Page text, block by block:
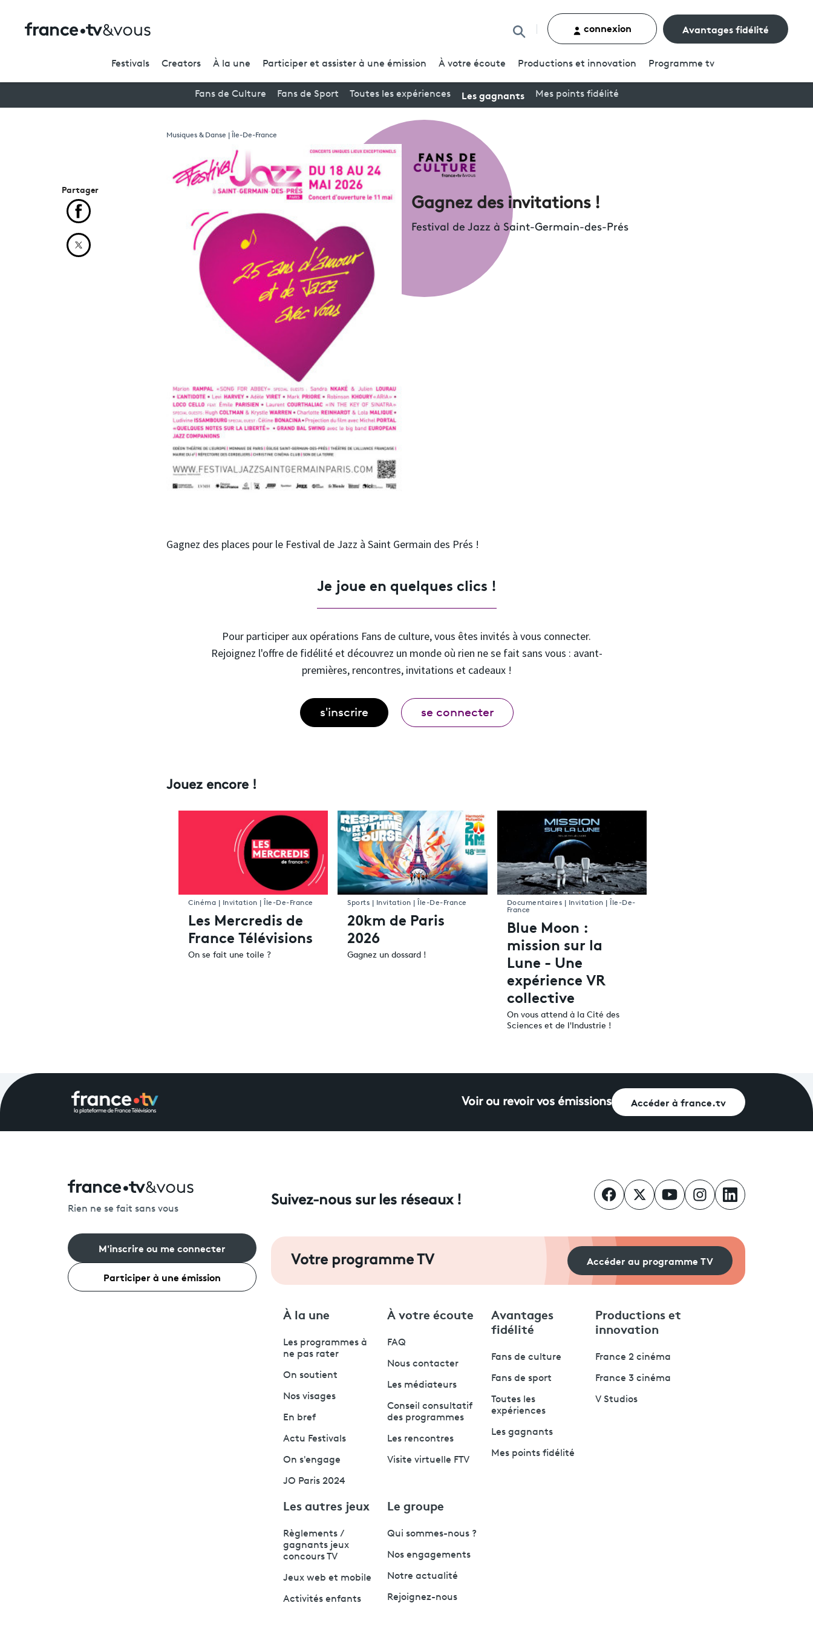
Rechercher un contenu
connexion Avantages fidélité
Festivals Creators À la une Participer et assister à une émission À votre écoute Productions et innovation Programme tv
Fans de Culture Fans de Sport Toutes les expériences Les gagnants Mes points fidélité
Musiques & Danse | Île-De-France
Gagnez des invitations !
Festival de Jazz à Saint-Germain-des-Prés
Gagnez des places pour le Festival de Jazz à Saint Germain des Prés !
Je joue en quelques clics !
Pour participer aux opérations Fans de culture, vous êtes invités à vous connecter.
Rejoignez l'offre de fidélité et découvrez un monde où rien ne se fait sans vous : avant-
premières, rencontres, invitations et cadeaux !
s'inscrire se connecter
Partager
Partager cet article sur Facebook
Partager cet article sur X
Jouez encore !
Les Mercredis de
France Télévisions
On se fait une toile ?
Cinéma | Invitation | Île-De-France
20km de Paris
2026
Gagnez un dossard !
Sports | Invitation | Île-De-France
Blue Moon :
mission sur la
Lune - Une
expérience VR
collective
On vous attend à la Cité des
Sciences et de l'Industrie !
Documentaires | Invitation | Île-De-
France
Voir ou revoir vos émissions Accéder à france.tv
Rien ne se fait sans vous
M'inscrire ou me connecter
Participer à une émission
Suivez-nous sur les réseaux !
Votre programme TV Accéder au programme TV
À la une
Les programmes à
ne pas rater
On soutient
Nos visages
En bref
Actu Festivals
On s'engage
JO Paris 2024
À votre écoute
FAQ
Nous contacter
Les médiateurs
Conseil consultatif
des programmes
Les rencontres
Visite virtuelle FTV
Avantages
fidélité
Fans de culture
Fans de sport
Toutes les
expériences
Les gagnants
Mes points fidélité
Productions et
innovation
France 2 cinéma
France 3 cinéma
V Studios
Les autres jeux
Règlements /
gagnants jeux
concours TV
Jeux web et mobile
Activités enfants
Le groupe
Qui sommes-nous ?
Nos engagements
Notre actualité
Rejoignez-nous